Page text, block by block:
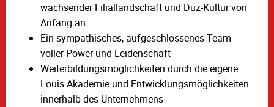
wachsender Filiallandschaft und Duz-Kultur von
Anfang an
Ein sympathisches, aufgeschlossenes Team
voller Power und Leidenschaft
Weiterbildungsmöglichkeiten durch die eigene
Louis Akademie und Entwicklungsmöglichkeiten
innerhalb des Unternehmens